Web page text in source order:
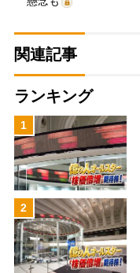
関連記事
ランキング
1
2